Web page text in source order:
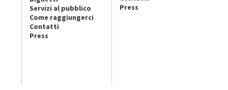
Servizi al pubblico
Come raggiungerci
Contatti
Press
Press